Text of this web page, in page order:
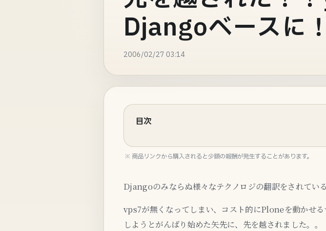
Djangoベースに！
2006/02/27 03:14
目次
※ 商品リンクから購入されると少額の報酬が発生することがあります。
Djangoのみならぬ様々なテクノロジの翻訳をされて
vps7が無くなってしまい、コスト的にPloneを動かせ
しようとがんばり始めた矢先に、先を越されました。。